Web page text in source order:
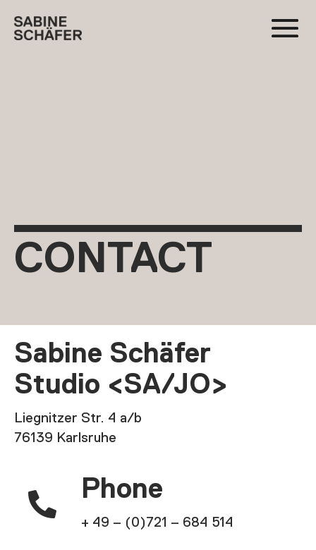
CONTACT
Sabine Schäfer
Studio <SA/JO>
Liegnitzer Str. 4 a/b
76139 Karlsruhe
 Phone
+ 49 – (0)721 – 684 514